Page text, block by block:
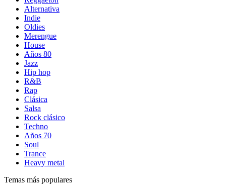
Alternativa
Indie
Oldies
Merengue
House
Años 80
Jazz
Hip hop
R&B
Rap
Clásica
Salsa
Rock clásico
Techno
Años 70
Soul
Trance
Heavy metal
Temas más populares